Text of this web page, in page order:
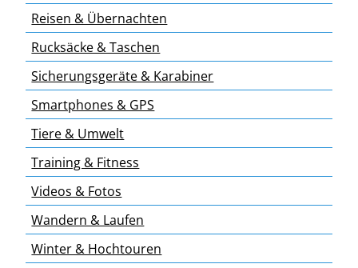
Reisen & Übernachten
Rucksäcke & Taschen
Sicherungsgeräte & Karabiner
Smartphones & GPS
Tiere & Umwelt
Training & Fitness
Videos & Fotos
Wandern & Laufen
Winter & Hochtouren